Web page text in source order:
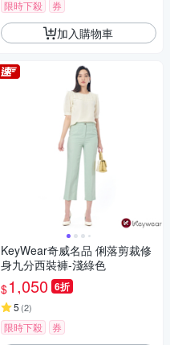
限時下殺 券
加入購物車
KeyWear奇威名品 俐落剪裁修
身九分西裝褲-淺綠色
$1,050 6折
5 (2)
限時下殺 券